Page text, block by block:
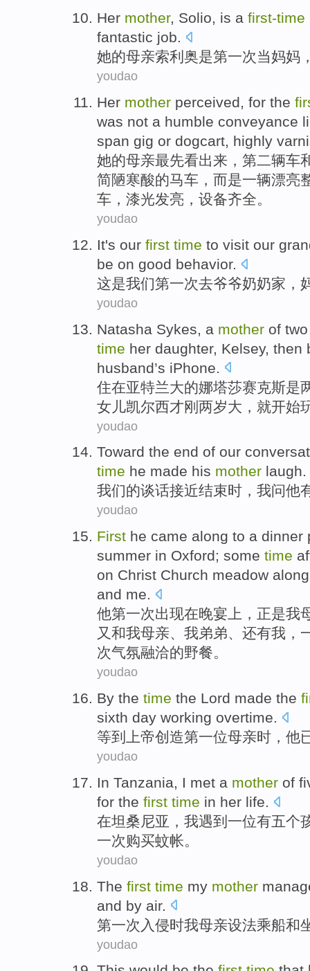
Her mother, Solio, is a first-time
fantastic job.
她的母亲索利奥是第一次当妈妈
youdao
Her mother perceived, for the
was not a humble conveyance
span gig or dogcart, highly
她的母亲最先看出来， 第二辆车
简陋寒酸的马车， 而是一辆漂亮
车，漆光发亮，设备齐全。
youdao
It's our first time to visit our
be on good behavior.
这是我们第一次去爷爷奶奶家，
youdao
Natasha Sykes , a mother of two
time her daughter, Kelsey, then
husband’s iPhone
住在亚特兰大的娜塔莎赛克斯是
女儿凯尔西才刚 两岁大， 就开始
youdao
Toward the end of our
time he made his mother laugh.
我们的谈话接近结束时 ， 我问他
youdao
First he came along to a dinner
summer in Oxford; some time
on Christ Church meadow along
and me.
他第一次出现在晚宴上，正是我
又 和我母亲、我弟弟、还有我，
次气氛融洽的野餐。
youdao
By the time the Lord made the
sixth day working overtime.
等到
上帝创造第一位母亲时， 他
youdao
In Tanzania, I met a mother of
for the first time in her life.
在坦桑尼亚 ， 我遇到 一位有五个
一次购买蚊帐。
youdao
The first time my mother
and by air.
第一次入侵时我母亲设法乘船和
youdao